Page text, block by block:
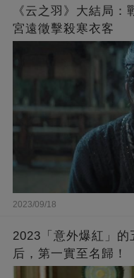
《云之羽》大結局：
宮遠徵擊殺寒衣客
2023/09/18
2023「意外爆紅」
后，第一實至名歸！